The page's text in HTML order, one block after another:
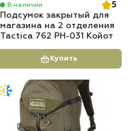
В наличии
5
Подсумок закрытый для
магазина на 2 отделения
Tactica 762 PH-031 Койот
Купить